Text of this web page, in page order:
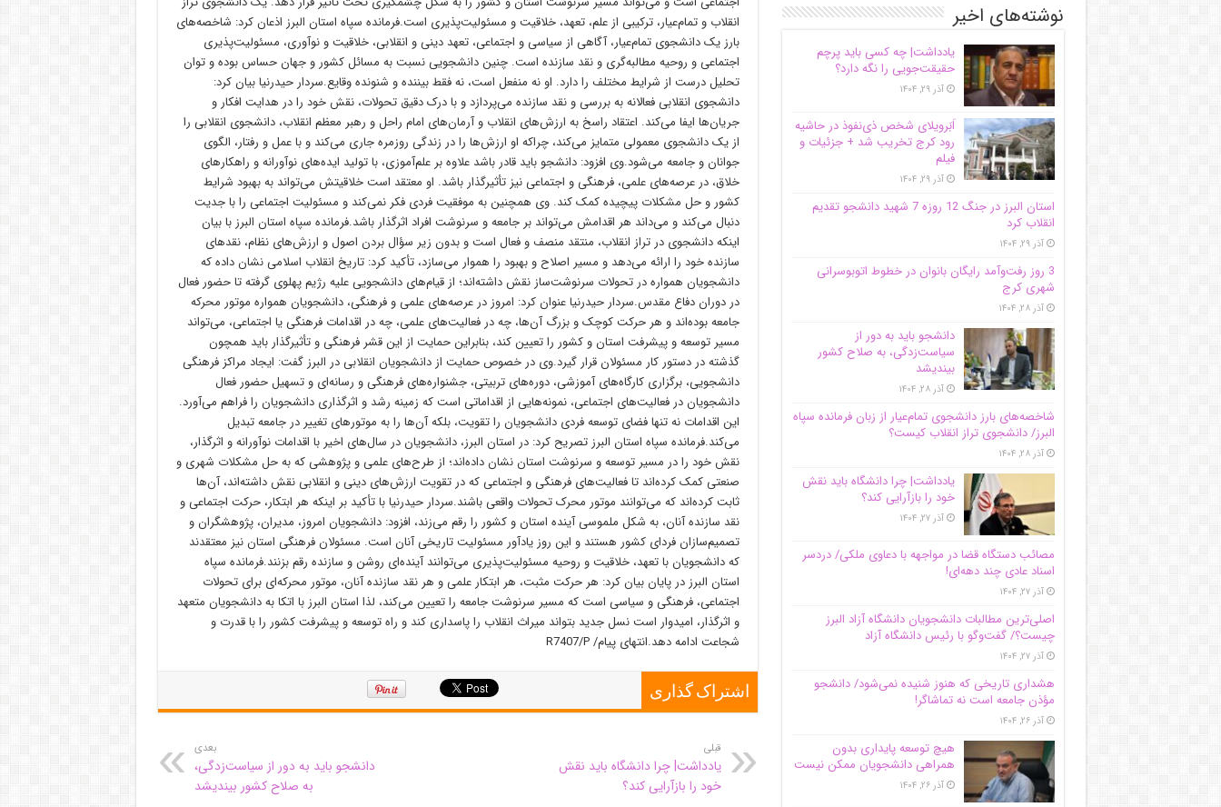
انقلاب و تمام‌عیار، ترکیبی از علم، تعهد، خلاقیت و مسئولیت‌پذیری است.فرمانده سپاه استان البرز اذعان کرد: شاخصه‌های
بارز یک دانشجوی تمام‌عیار، آگاهی از سیاسی و اجتماعی، تعهد دینی و انقلابی، خلاقیت و نوآوری، مسئولیت‌پذیری
اجتماعی و روحیه مطالبه‌گری و نقد سازنده است. چنین دانشجویی نسبت به مسائل کشور و جهان حساس بوده و توان
تحلیل درست از شرایط مختلف را دارد. او نه منفعل است، نه فقط بیننده و شنونده وقایع.سردار حیدرنیا بیان کرد:
دانشجوی انقلابی فعالانه به بررسی و نقد سازنده می‌پردازد و با درک دقیق تحولات، نقش خود را در هدایت افکار و
جریان‌ها ایفا می‌کند. اعتقاد راسخ به ارزش‌های انقلاب و آرمان‌های امام راحل و رهبر معظم انقلاب، دانشجوی انقلابی را
از یک دانشجوی معمولی متمایز می‌کند، چراکه او ارزش‌ها را در زندگی روزمره جاری می‌کند و با عمل و رفتار، الگوی
جوانان و جامعه می‌شود.وی افزود: دانشجو باید قادر باشد علاوه بر علم‌آموزی، با تولید ایده‌های نوآورانه و راهکارهای
خلاق، در عرصه‌های علمی، فرهنگی و اجتماعی نیز تأثیرگذار باشد. او معتقد است خلاقیتش می‌تواند به بهبود شرایط
کشور و حل مشکلات پیچیده کمک کند. وی همچنین به موفقیت فردی فکر نمی‌کند و مسئولیت اجتماعی را با جدیت
دنبال می‌کند و می‌داند هر اقدامش می‌تواند بر جامعه و سرنوشت افراد اثرگذار باشد.فرمانده سپاه استان البرز با بیان
اینکه دانشجوی در تراز انقلاب، منتقد منصف و فعال است و بدون زیر سؤال بردن اصول و ارزش‌های نظام، نقدهای
سازنده خود را ارائه می‌دهد و مسیر اصلاح و بهبود را هموار می‌سازد، تأکید کرد: تاریخ انقلاب اسلامی نشان داده که
دانشجویان همواره در تحولات سرنوشت‌ساز نقش داشته‌اند؛ از قیام‌های دانشجویی علیه رژیم پهلوی گرفته تا حضور فعال
در دوران دفاع مقدس.سردار حیدرنیا عنوان کرد: امروز در عرصه‌های علمی و فرهنگی، دانشجویان همواره موتور محرکه
جامعه بوده‌اند و هر حرکت کوچک و بزرگ آن‌ها، چه در فعالیت‌های علمی، چه در اقدامات فرهنگی یا اجتماعی، می‌تواند
مسیر توسعه و پیشرفت استان و کشور را تعیین کند، بنابراین حمایت از این قشر فرهنگی و تأثیرگذار باید همچون
گذشته در دستور کار مسئولان قرار گیرد.وی در خصوص حمایت از دانشجویان انقلابی در البرز گفت: ایجاد مراکز فرهنگی
دانشجویی، برگزاری کارگاه‌های آموزشی، دوره‌های تربیتی، جشنواره‌های فرهنگی و رسانه‌ای و تسهیل حضور فعال
دانشجویان در فعالیت‌های اجتماعی، نمونه‌هایی از اقداماتی است که زمینه رشد و اثرگذاری دانشجویان را فراهم می‌آورد.
این اقدامات نه تنها فضای توسعه فردی دانشجویان را تقویت، بلکه آن‌ها را به موتورهای تغییر در جامعه تبدیل
می‌کند.فرمانده سپاه استان البرز تصریح کرد: در استان البرز، دانشجویان در سال‌های اخیر با اقدامات نوآورانه و اثرگذار،
نقش خود را در مسیر توسعه و سرنوشت استان نشان داده‌اند؛ از طرح‌های علمی و پژوهشی که به حل مشکلات شهری و
صنعتی کمک کرده‌اند تا فعالیت‌های فرهنگی و اجتماعی که در تقویت ارزش‌های دینی و انقلابی نقش داشته‌اند، آن‌ها
ثابت کرده‌اند که می‌توانند موتور محرک تحولات واقعی باشند.سردار حیدرنیا با تأکید بر اینکه هر ابتکار، حرکت اجتماعی و
نقد سازنده آنان، به شکل ملموسی آینده استان و کشور را رقم می‌زند، افزود: دانشجویان امروز، مدیران، پژوهشگران و
تصمیم‌سازان فردای کشور هستند و این روز یادآور مسئولیت تاریخی آنان است. مسئولان فرهنگی استان نیز معتقدند
که دانشجویان با تعهد، خلاقیت و روحیه مسئولیت‌پذیری می‌توانند آینده‌ای روشن و سازنده رقم بزنند.فرمانده سپاه
استان البرز در پایان بیان کرد: هر حرکت مثبت، هر ابتکار علمی و هر نقد سازنده آنان، موتور محرکه‌ای برای تحولات
اجتماعی، فرهنگی و سیاسی است که مسیر سرنوشت جامعه را تعیین می‌کند، لذا استان البرز با اتکا به دانشجویان متعهد
و اثرگذار، امیدوار است نسل جدید بتواند میراث انقلاب را پاسداری کند و راه توسعه و پیشرفت کشور را با قدرت و
شجاعت ادامه دهد.انتهای پیام/ R7407/P
اشتراک گذاری
قبلی
یادداشت| چرا دانشگاه باید نقش
خود را بازآرایی کند؟
بعدی
دانشجو باید به دور از سیاست‌زدگی،
به صلاح کشور بیندیشد
نوشته‌های اخیر
یادداشت| ‌چه کسی باید پرچم
حقیقت‌جویی را نگه دارد؟
آذر ۲۹, ۱۴۰۴
اَبَر‌ویلای شخص ذی‌نفوذ در حاشیه‌
رود کرج تخریب شد + جزئیات و
فیلم
آذر ۲۹, ۱۴۰۴
استان البرز در جنگ 12 روزه 7 شهید دانشجو تقدیم
انقلاب کرد
آذر ۲۹, ۱۴۰۴
3 روز رفت‌وآمد رایگان بانوان در خطوط اتوبوسرانی
شهری کرج
آذر ۲۸, ۱۴۰۴
دانشجو باید به دور از
سیاست‌زدگی، به صلاح کشور
بیندیشد
آذر ۲۸, ۱۴۰۴
شاخصه‌های بارز دانشجوی تمام‌عیار از زبان فرمانده سپاه
البرز/ دانشجوی تراز انقلاب کیست؟
آذر ۲۸, ۱۴۰۴
یادداشت| چرا دانشگاه باید نقش
خود را بازآرایی کند؟
آذر ۲۷, ۱۴۰۴
مصائب دستگاه قضا در مواجهه با دعاوی ملکی/ دردسر
اسناد عادی چند‌ دهه‌ای!
آذر ۲۷, ۱۴۰۴
اصلی‌ترین مطالبات دانشجویان دانشگاه آزاد البرز
چیست؟/ گفت‌وگو با رئیس دانشگاه آز‌اد
آذر ۲۷, ۱۴۰۴
هشداری تاریخی که هنوز شنیده نمی‌شود/ دانشجو
مؤذن جامعه است نه تماشاگر!
آذر ۲۶, ۱۴۰۴
هیچ توسعه پایداری بدون
همراهی دانشجویان ممکن نیست
آذر ۲۶, ۱۴۰۴